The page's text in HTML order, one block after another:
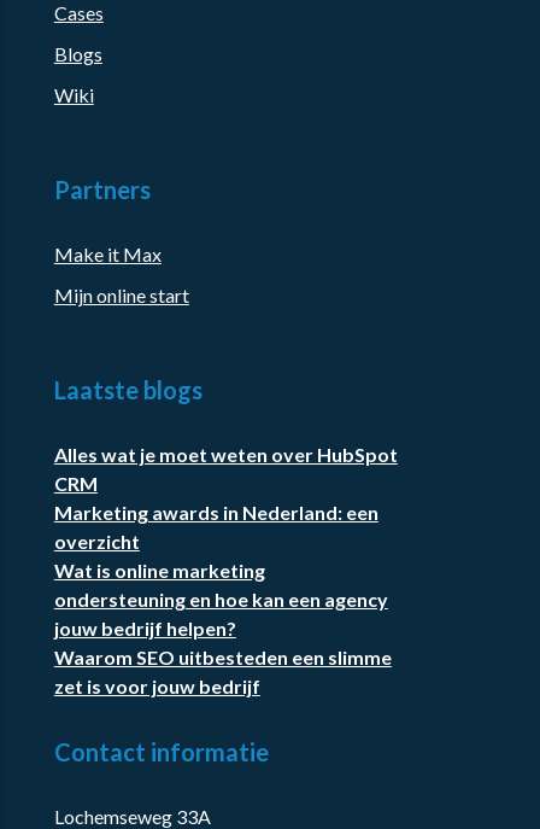
Cases
Blogs
Wiki
Partners
Make it Max
Mijn online start
Laatste blogs
Alles wat je moet weten over HubSpot
CRM
Marketing awards in Nederland: een
overzicht
Wat is online marketing
ondersteuning en hoe kan een agency
jouw bedrijf helpen?
Waarom SEO uitbesteden een slimme
zet is voor jouw bedrijf
Contact informatie
Lochemseweg 33A